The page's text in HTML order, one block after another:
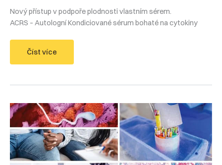
Nový přístup v podpoře plodnosti vlastním sérem.
ACRS – Autologní Kondiciované sérum bohaté na cytokiny
Sanakin®
Číst více